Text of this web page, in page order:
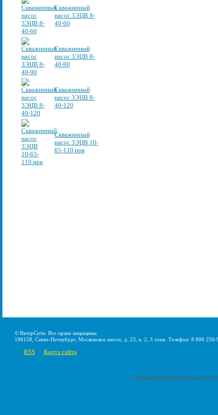
Скважинный
насос 3ЭЦВ 8-
40-60
Скважинный
насос 3ЭЦВ 8-
40-90
Скважинный
насос 3ЭЦВ 8-
40-120
Скважинный
насос 3ЭЦВ 10-
65-110 нрк
© ВатерСити. Все права защищены.
196158, Санкт-Петербург, Московское шоссе, д. 23, к. 2, 3 этаж. Телефон: 8 800
RSS Карта сайта
Создание интернет-магазина